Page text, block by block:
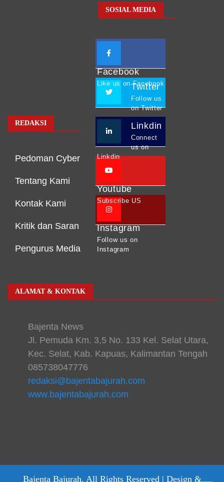
REDAKSI
Pedoman Cyber
Tentang Kami
Kontak Kami
Kritik dan Saran
Pengurus Media
SOSIAL MEDIA
Facebook
Like us on Facebook
Twitter
Follow us
on Twitter
Linkdin
Connect
us on
Linkdin
Youtube
Subscribe US
Instagram
Follow us on
Instagram
ALAMAT & KONTAK
Bajenta News
Jl. Pemuda Km. 3,5 No. 133 Kel. Selat Utara,
Kec. Selat, Kab. Kapuas, Kalimantan Tengah
085738047776
redaksi@bajentabajurah.com
www.bajentabajurah.com
Bajenta Bajurah. All Rights Reserved | Design &